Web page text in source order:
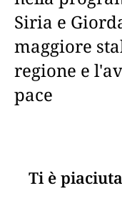
Siria e
maggiore
regione e
pace
Ti è